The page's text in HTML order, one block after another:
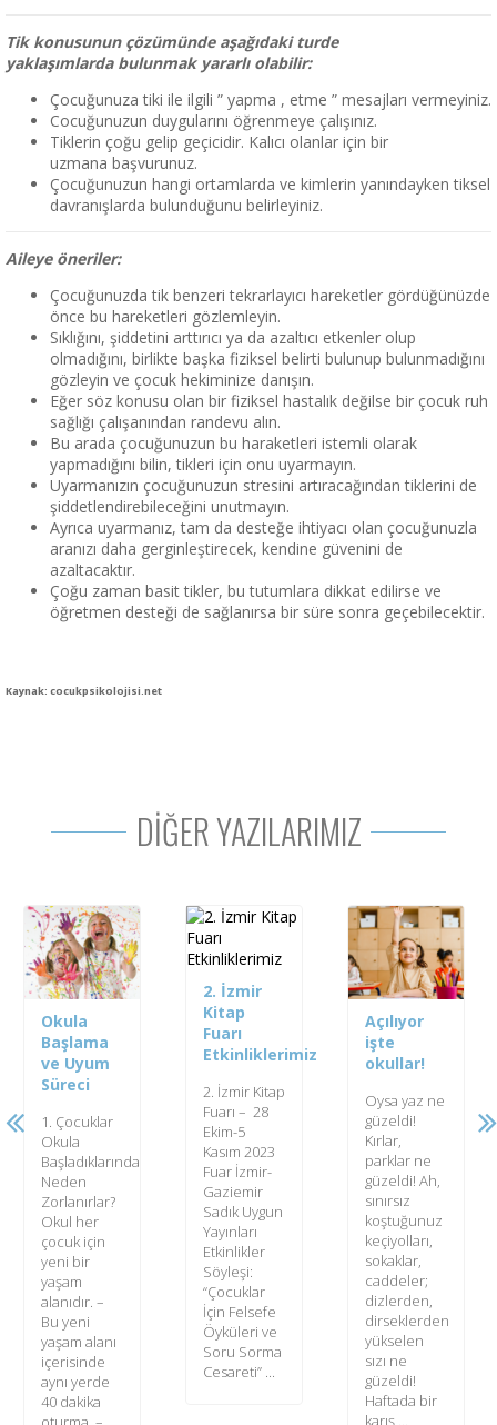
Tik konusunun çözümünde aşağıdaki turde
yaklaşımlarda bulunmak yararlı olabilir:
Çocuğunuza tiki ile ilgili ” yapma , etme ” mesajları vermeyiniz.
Cocuğunuzun duygularını öğrenmeye çalışınız.
Tiklerin çoğu gelip geçicidir. Kalıcı olanlar için bir
uzmana başvurunuz.
Çocuğunuzun hangi ortamlarda ve kimlerin yanındayken tiksel
davranışlarda bulunduğunu belirleyiniz.
Aileye öneriler:
Çocuğunuzda tik benzeri tekrarlayıcı hareketler gördüğünüzde
önce bu hareketleri gözlemleyin.
Sıklığını, şiddetini arttırıcı ya da azaltıcı etkenler olup
olmadığını, birlikte başka fiziksel belirti bulunup bulunmadığını
gözleyin ve çocuk hekiminize danışın.
Eğer söz konusu olan bir fiziksel hastalık değilse bir çocuk ruh
sağlığı çalışanından randevu alın.
Bu arada çocuğunuzun bu haraketleri istemli olarak
yapmadığını bilin, tikleri için onu uyarmayın.
Uyarmanızın çocuğunuzun stresini artıracağından tiklerini de
şiddetlendirebileceğini unutmayın.
Ayrıca uyarmanız, tam da desteğe ihtiyacı olan çocuğunuzla
aranızı daha gerginleştirecek, kendine güvenini de
azaltacaktır.
Çoğu zaman basit tikler, bu tutumlara dikkat edilirse ve
öğretmen desteği de sağlanırsa bir süre sonra geçebilecektir.
Kaynak: cocukpsikolojisi.net
DİĞER YAZILARIMIZ
2. İzmir
Kitap
Fuarı
Etkinliklerimiz
2. İzmir Kitap
Fuarı – 28
Ekim-5
Kasım 2023
Fuar İzmir-
Gaziemir
Sadık Uygun
Yayınları
Etkinlikler
Söyleşi:
“Çocuklar
İçin Felsefe
Öyküleri ve
Soru Sorma
Cesareti” ...
Açılıyor
işte
okullar!
Oysa yaz ne
güzeldi!
Kırlar,
parklar ne
güzeldi! Ah,
sınırsız
koştuğunuz
keçiyolları,
sokaklar,
caddeler;
dizlerden,
dirseklerden
yükselen
sızı ne
güzeldi!
LGS
Matematik’te
neler
8. sınıf LGS
Matematik
Testi, mantık
ve
muhakemenin
çok yoğun
olduğu
sorulardan
oluşuyor. İlk
defa geçen
yıl bu türde
uygulanan
sınavın
sorularına
baktığımızda;